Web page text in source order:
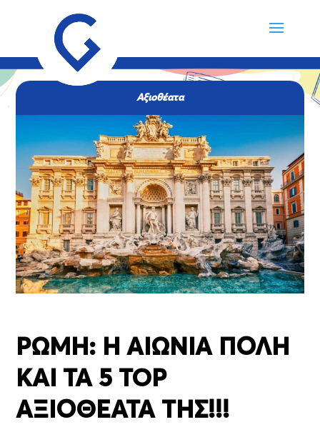
Αξιοθέατα
ΡΩΜΗ: Η ΑΙΩΝΙΑ ΠΟΛΗ
ΚΑΙ ΤΑ 5 TOP
ΑΞΙΟΘΕΑΤΑ ΤΗΣ!!!